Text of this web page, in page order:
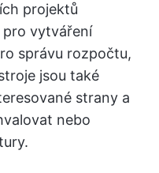
projektů
vytváření
správu rozpočtu,
jsou také
strany a
nebo